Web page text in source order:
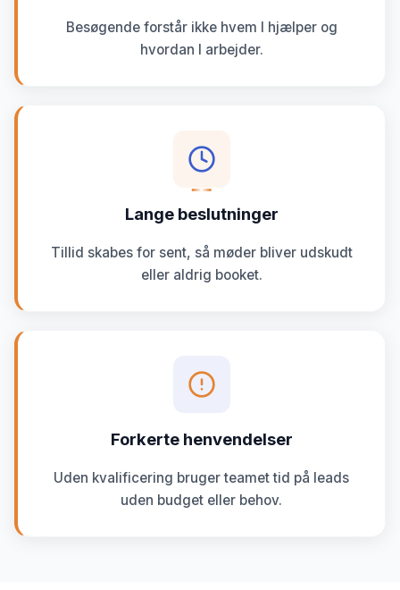
Besøgende forstår ikke hvem I hjælper og
hvordan I arbejder.
Lange beslutninger
Tillid skabes for sent, så møder bliver udskudt
eller aldrig booket.
Forkerte henvendelser
Uden kvalificering bruger teamet tid på leads
uden budget eller behov.